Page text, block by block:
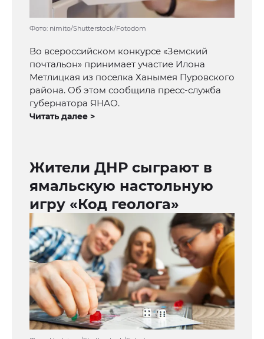
Фото: nimito/Shutterstock/Fotodom
Во всероссийском конкурсе «Земский
почтальон» принимает участие Илона
Метлицкая из поселка Ханымея Пуровского
района. Об этом сообщила пресс-служба
губернатора ЯНАО.
Читать далее >
Жители ДНР сыграют в
ямальскую настольную
игру «Код геолога»